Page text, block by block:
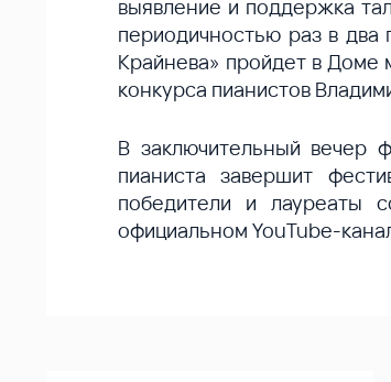
выявление и поддержка
периодичностью раз в два
Крайнева» пройдет в Доме
конкурса пианистов
В заключительный вечер
пианиста завершит
победители и лауреаты
официальном YouTube-